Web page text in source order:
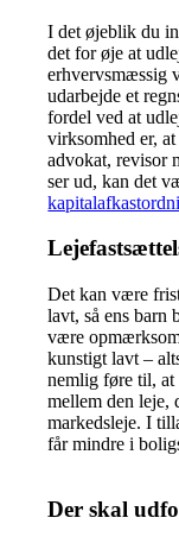
I det øjeblik du
det for øje at
erhvervsmæssig
udarbejde et
fordel ved at
virksomhed er,
advokat, revisor
ser ud, kan det
Det kan være
lavt, så ens barn
være
kunstigt lavt –
nemlig føre til, at
mellem den leje,
markedsleje. I
får mindre i
Der skal